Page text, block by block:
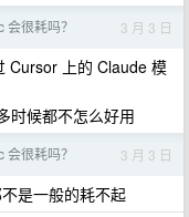
很耗吗？ 3 月 3 日
Cursor 上的 Claude 模
时候都不怎么好用
很耗吗？ 3 月 3 日
是一般的耗不起